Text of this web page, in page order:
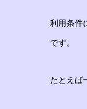
利用条件
です。
たとえば